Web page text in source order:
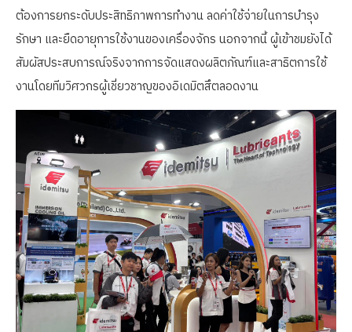
ต้องการยกระดับประสิทธิภาพการทำงาน ลดค่าใช้จ่ายในการบำรุง
รักษา และยืดอายุการใช้งานของเครื่องจักร นอกจากนี้ ผู้เข้าชมยังได้
สัมผัสประสบการณ์จริงจากการจัดแสดงผลิตภัณฑ์และสาธิตการใช้
งานโดยทีมวิศวกรผู้เชี่ยวชาญของอิเดมิตสึตลอดงาน